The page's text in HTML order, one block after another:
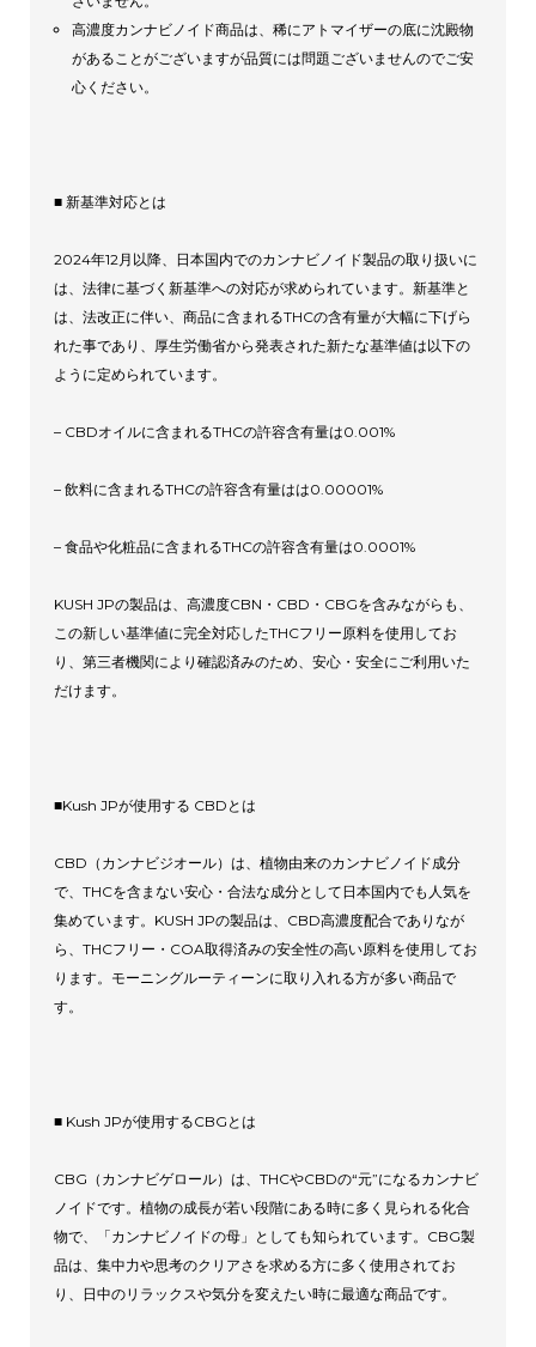
高濃度カンナビノイド商品は、稀にアトマイザーの底に沈殿物
があることがございますが品質には問題ございませんのでご安
心ください。
■ 新基準対応とは
2024年12月以降、日本国内でのカンナビノイド製品の取り扱いに
は、法律に基づく新基準への対応が求められています。新基準と
は、法改正に伴い、商品に含まれるTHCの含有量が大幅に下げら
れた事であり、厚生労働省から発表された新たな基準値は以下の
ように定められています。
– CBDオイルに含まれるTHCの許容含有量は0.001%
– 飲料に含まれるTHCの許容含有量はは0.00001%
– 食品や化粧品に含まれるTHCの許容含有量は0.0001%
KUSH JPの製品は、高濃度CBN・CBD・CBGを含みながらも、
この新しい基準値に完全対応したTHCフリー原料を使用してお
り、第三者機関により確認済みのため、安心・安全にご利用いた
だけます。
■Kush JPが使用する CBDとは
CBD（カンナビジオール）は、植物由来のカンナビノイド成分
で、THCを含まない安心・合法な成分として日本国内でも人気を
集めています。KUSH JPの製品は、CBD高濃度配合でありなが
ら、THCフリー・COA取得済みの安全性の高い原料を使用してお
ります。モーニングルーティーンに取り入れる方が多い商品で
す。
■ Kush JPが使用するCBGとは
CBG（カンナビゲロール）は、THCやCBDの“元”になるカンナビ
ノイドです。植物の成長が若い段階にある時に多く見られる化合
物で、「カンナビノイドの母」としても知られています。CBG製
品は、集中力や思考のクリアさを求める方に多く使用されてお
り、日中のリラックスや気分を変えたい時に最適な商品です。